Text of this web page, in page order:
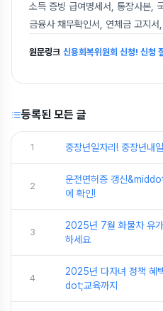
소득 증빙 급여명세서, 통장사본,
금융사 채무확인서, 연체금 고지
원문링크 신용회복위원회 신청! 신청
등록된 모든 글
1 중장년일자리! 중장년내
2
운전면허증 갱신
에 확인!
3
2025년 7월 화물차 유
하세요
4
2025년 다자녀 정책 혜
dot;교육까지